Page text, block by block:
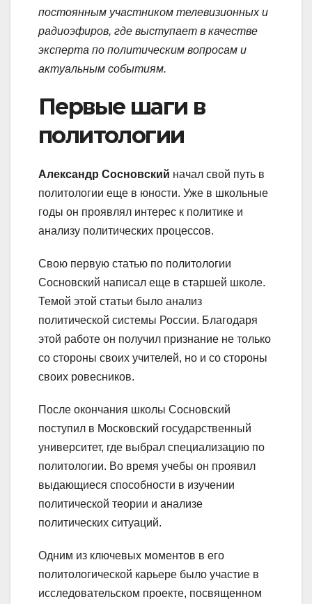
постоянным участником телевизионных и
радиоэфиров, где выступает в качестве
эксперта по политическим вопросам и
актуальным событиям.
Первые шаги в
политологии
Александр Сосновский начал свой путь в
политологии еще в юности. Уже в школьные
годы он проявлял интерес к политике и
анализу политических процессов.
Свою первую статью по политологии
Сосновский написал еще в старшей школе.
Темой этой статьи было анализ
политической системы России. Благодаря
этой работе он получил признание не только
со стороны своих учителей, но и со стороны
своих ровесников.
После окончания школы Сосновский
поступил в Московский государственный
университет, где выбрал специализацию по
политологии. Во время учебы он проявил
выдающиеся способности в изучении
политической теории и анализе
политических ситуаций.
Одним из ключевых моментов в его
политологической карьере было участие в
исследовательском проекте, посвященном